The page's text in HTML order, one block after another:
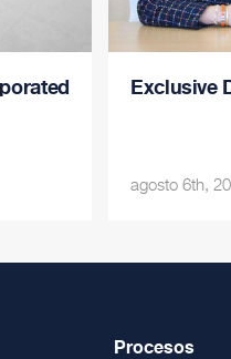
Exclusive
agosto 6th,
Procesos